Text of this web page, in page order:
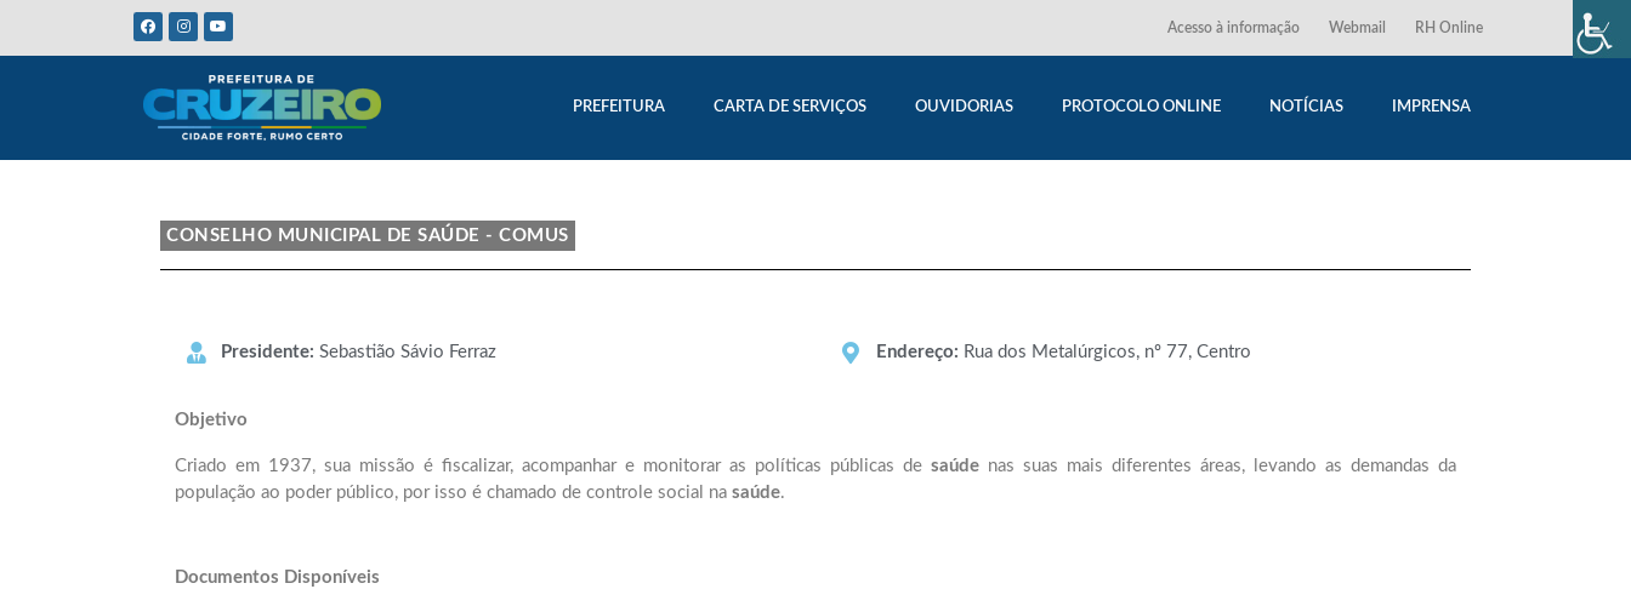
Acesso à informação Webmail RH Online
PREFEITURA CARTA DE SERVIÇOS OUVIDORIAS PROTOCOLO ONLINE NOTÍCIAS IMPRENSA
CONSELHO MUNICIPAL DE SAÚDE - COMUS
Presidente: Sebastião Sávio Ferraz Endereço: Rua dos Metalúrgicos, nº 77, Centro
Objetivo
Criado em 1937, sua missão é fiscalizar, acompanhar e monitorar as políticas públicas de saúde nas suas mais diferentes áreas, levando as demandas da
população ao poder público, por isso é chamado de controle social na saúde.
Documentos Disponíveis